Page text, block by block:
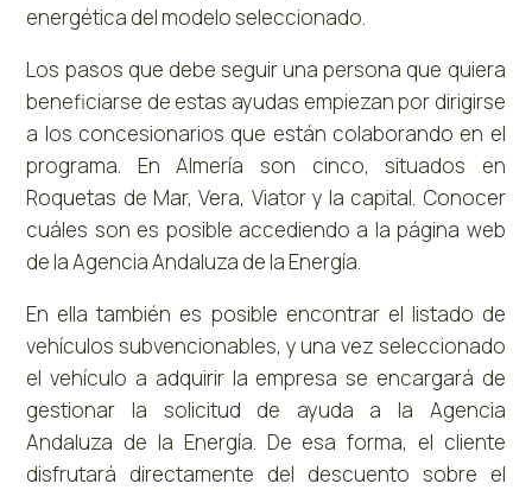
energética del modelo seleccionado.
Los pasos que debe seguir una persona que quiera
beneficiarse de estas ayudas empiezan por dirigirse
a los concesionarios que están colaborando en el
programa. En Almería son cinco, situados en
Roquetas de Mar, Vera, Viator y la capital. Conocer
cuáles son es posible accediendo a la página web
de la Agencia Andaluza de la Energía.
En ella también es posible encontrar el listado de
vehículos subvencionables, y una vez seleccionado
el vehículo a adquirir la empresa se encargará de
gestionar la solicitud de ayuda a la Agencia
Andaluza de la Energía. De esa forma, el cliente
disfrutará directamente del descuento sobre el